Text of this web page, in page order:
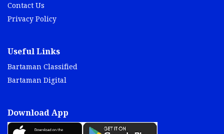
Contact Us
Privacy Policy
Useful Links
Bartaman Classified
Bartaman Digital
Download App